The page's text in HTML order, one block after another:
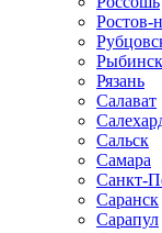
Ростов-
Рыбинск
Рязань
Салават
Сальск
Самара
Санкт-
Саранск
Сарапул